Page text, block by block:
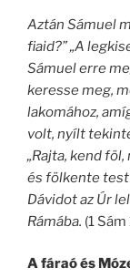
Aztán Sámuel
fiaid?” „A
Sámuel erre
keresse meg,
lakomához,
volt, nyílt
„Rajta, kend
és fölkente
Dávidot az Úr
Rámába. (1 Sám
A fáraó és